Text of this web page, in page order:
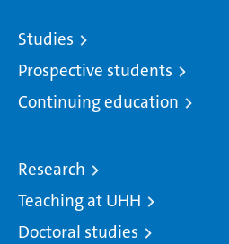
Studies
Prospective students
Continuing education
Research
Teaching at UHH
Doctoral studies